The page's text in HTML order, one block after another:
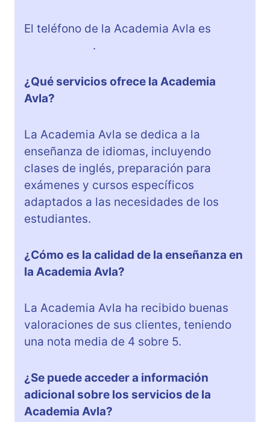
El teléfono de la Academia Avla es
.
¿Qué servicios ofrece la Academia
Avla?
La Academia Avla se dedica a la
enseñanza de idiomas, incluyendo
clases de inglés, preparación para
exámenes y cursos específicos
adaptados a las necesidades de los
estudiantes.
¿Cómo es la calidad de la enseñanza en
la Academia Avla?
La Academia Avla ha recibido buenas
valoraciones de sus clientes, teniendo
una nota media de 4 sobre 5.
¿Se puede acceder a información
adicional sobre los servicios de la
Academia Avla?